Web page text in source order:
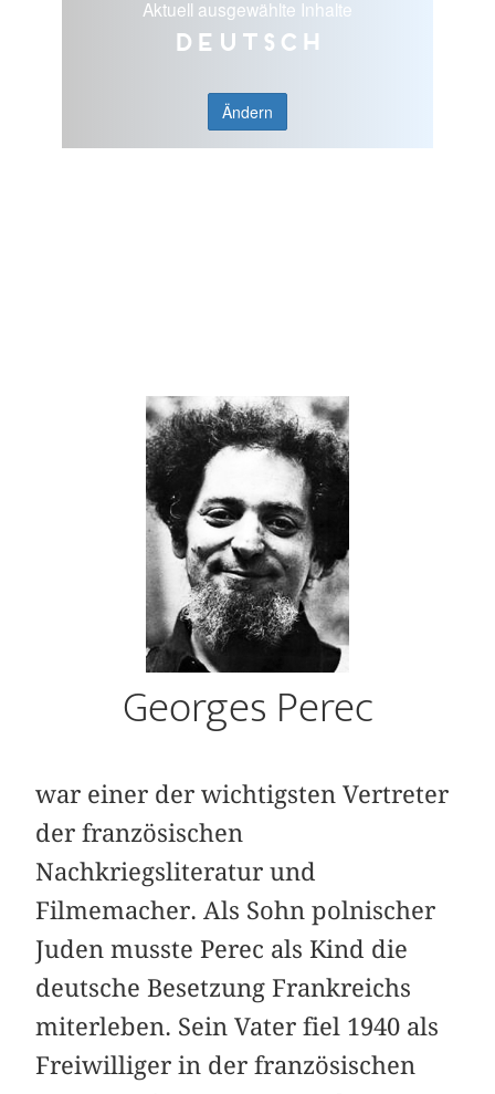
Aktuell ausgewählte Inhalte
Deutsch
Ändern
Georges Perec
war einer der wichtigsten Vertreter
der französischen
Nachkriegsliteratur und
Filmemacher. Als Sohn polnischer
Juden musste Perec als Kind die
deutsche Besetzung Frankreichs
miterleben. Sein Vater fiel 1940 als
Freiwilliger in der französischen